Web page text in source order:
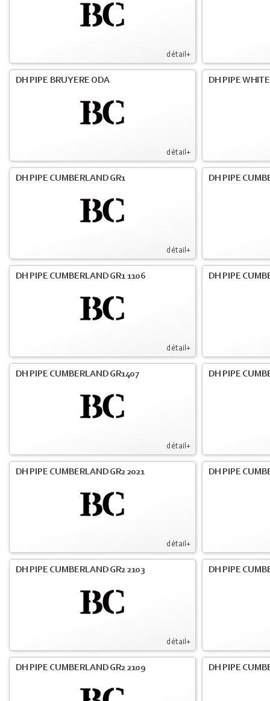
détail+
détail+
DH PIPE BRUYERE ODA DH PIPE
détail+
DH PIPE CUMBERLAND GR1 DH PIPE
détail+
DH PIPE CUMBERLAND GR1 1106 DH PIPE
détail+
DH PIPE CUMBERLAND GR1407 DH PIPE
détail+
DH PIPE CUMBERLAND GR2 2021 DH PIPE
détail+
DH PIPE CUMBERLAND GR2 2103 DH PIPE
DH PIPE CUMBERLAND GR2 2109 DH PIPE